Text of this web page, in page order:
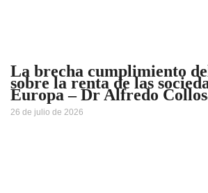
La brecha cumplimiento
sobre la renta de las
Europa – Dr Alfredo
26 de julio de 2026